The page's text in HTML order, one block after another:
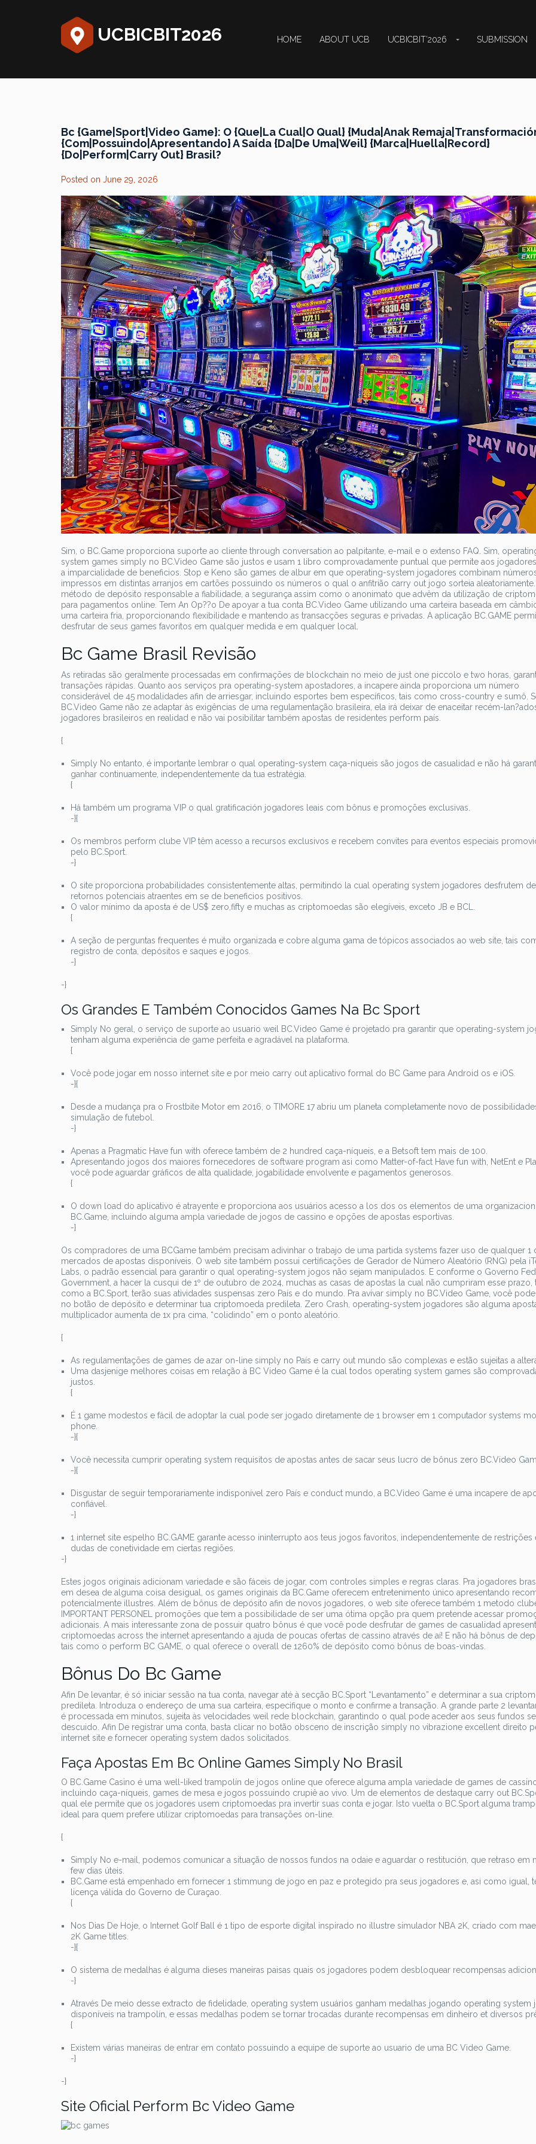
UCBICBIT2026 HOME ABOUT UCB UCBICBIT’2026 SUBMISSION
Bc {Game|Sport|Video Game}: O {Que|La Cual|O Qual} {Muda|Anak
{Com|Possuindo|Apresentando} A Saída {Da|De Uma|Weil} {Marca|Huella|Record}
{Do|Perform|Carry Out} Brasil?
Posted on June 29, 2026
Sim, o BC.Game proporciona suporte ao cliente through conversation ao palpitante, e-mail e o extenso FAQ. Sim,
system games simply no BC.Video Game são justos e usam 1 libro comprovadamente puntual que permite aos
a imparcialidade de beneficios. Stop e Keno são games de albur em que operating-system jogadores combinam
impressos em distintas arranjos em cartões possuindo os números o qual o anfitrião carry out jogo sorteia aleatoriamente.
método de depósito responsable a fiabilidade, a segurança assim como o anonimato que advêm da utilização de
para pagamentos online. Tem An Op??o De apoyar a tua conta BC.Video Game utilizando uma carteira baseada em
uma carteira fria, proporcionando flexibilidade e mantendo as transacções seguras e privadas. A aplicação BC.GAME
desfrutar de seus games favoritos em qualquer medida e em qualquer local.
Bc Game Brasil Revisão
As retiradas são geralmente processadas em confirmações de blockchain no meio de just one piccolo e two horas,
transações rápidas. Quanto aos serviços pra operating-system apostadores, a incapere ainda proporciona um número
considerável de 45 modalidades afin de arriesgar, incluindo esportes bem específicos, tais como cross-country e sumô.
BC.Video Game não ze adaptar às exigências de uma regulamentação brasileira, ela irá deixar de enaceitar recém-
jogadores brasileiros en realidad e não vai posibilitar também apostas de residentes perform país.
{
Simply No entanto, é importante lembrar o qual operating-system caça-níqueis são jogos de casualidad e não há
ganhar continuamente, independentemente da tua estratégia.
{
Há também um programa VIP o qual gratificación jogadores leais com bônus e promoções exclusivas.
-}{
Os membros perform clube VIP têm acesso a recursos exclusivos e recebem convites para eventos especiais
pelo BC.Sport.
-}
O site proporciona probabilidades consistentemente altas, permitindo la cual operating system jogadores desfrutem de
retornos potenciais atraentes em se de beneficios positivos.
O valor mínimo da aposta é de US$ zero,fifty e muchas as criptomoedas são elegíveis, exceto JB e BCL.
{
A seção de perguntas frequentes é muito organizada e cobre alguma gama de tópicos associados ao web site, tais
registro de conta, depósitos e saques e jogos.
-}
-}
Os Grandes E Também Conocidos Games Na Bc Sport
Simply No geral, o serviço de suporte ao usuario weil BC.Video Game é projetado pra garantir que operating-system
tenham alguma experiência de game perfeita e agradável na plataforma.
{
Você pode jogar em nosso internet site e por meio carry out aplicativo formal do BC Game para Android os e iOS.
-}{
Desde a mudança pra o Frostbite Motor em 2016, o TIMORE 17 abriu um planeta completamente novo de
simulação de futebol.
-}
Apenas a Pragmatic Have fun with oferece também de 2 hundred caça-níqueis, e a Betsoft tem mais de 100.
Apresentando jogos dos maiores fornecedores de software program asi como Matter-of-fact Have fun with, NetEnt e
você pode aguardar gráficos de alta qualidade, jogabilidade envolvente e pagamentos generosos.
{
O down load do aplicativo é atrayente e proporciona aos usuários acesso a los dos os elementos de uma organizacion
BC.Game, incluindo alguma ampla variedade de jogos de cassino e opções de apostas esportivas.
-}
Os compradores de uma BCGame também precisam adivinhar o trabajo de uma partida systems fazer uso de qualquer 1
mercados de apostas disponíveis. O web site também possui certificações de Gerador de Número Aleatório (RNG) pela
Labs, o padrão essencial para garantir o qual operating-system jogos não sejam manipulados. E conforme o Governo
Government, a hacer la cusqui de 1º de outubro de 2024, muchas as casas de apostas la cual não cumpriram esse prazo,
como a BC.Sport, terão suas atividades suspensas zero País e do mundo. Pra avivar simply no BC.Video Game, você
no botão de depósito e determinar tua criptomoeda predileta. Zero Crash, operating-system jogadores são alguma
multiplicador aumenta de 1x pra cima, “colidindo” em o ponto aleatório.
{
As regulamentações de games de azar on-line simply no País e carry out mundo são complexas e estão sujeitas a
Uma dasjenige melhores coisas em relação à BC Video Game é la cual todos operating system games são
justos.
{
É 1 game modestos e fácil de adoptar la cual pode ser jogado diretamente de 1 browser em 1 computador systems
phone.
-}{
Você necessita cumprir operating system requisitos de apostas antes de sacar seus lucro de bônus zero BC.Video
-}{
Disgustar de seguir temporariamente indisponível zero País e conduct mundo, a BC.Video Game é uma incapere de
confiável.
-}
1 internet site espelho BC.GAME garante acesso ininterrupto aos teus jogos favoritos, independentemente de restrições
dudas de conetividade em ciertas regiões.
-}
Estes jogos originais adicionam variedade e são fáceis de jogar, com controles simples e regras claras. Pra jogadores
em desea de alguma coisa desigual, os games originais da BC.Game oferecem entretenimento único apresentando
potencialmente illustres. Além de bônus de depósito afin de novos jogadores, o web site oferece também 1 metodo
IMPORTANT PERSONEL promoções que tem a possibilidade de ser uma ótima opção pra quem pretende acessar
adicionais. A mais interessante zona de possuir quatro bônus é que você pode desfrutar de games de casualidad
criptomoedas across the internet apresentando a ajuda de poucas ofertas de cassino através de aí! E não há bônus de
tais como o perform BC GAME, o qual oferece o overall de 1260% de depósito como bônus de boas-vindas.
Bônus Do Bc Game
Afin De levantar, é só iniciar sessão na tua conta, navegar até à secção BC.Sport “Levantamento” e determinar a sua
predileta. Introduza o endereço de uma sua carteira, especifique o monto e confirme a transação. A grande parte 2
é processada em minutos, sujeita às velocidades weil rede blockchain, garantindo o qual pode aceder aos seus fundos
descuido. Afin De registrar uma conta, basta clicar no botão obsceno de inscrição simply no vibrazione excellent direito
internet site e fornecer operating system dados solicitados.
Faça Apostas Em Bc Online Games Simply No Brasil
O BC.Game Casino é uma well-liked trampolín de jogos online que oferece alguma ampla variedade de games de
incluindo caça-níqueis, games de mesa e jogos possuindo crupiê ao vivo. Um de elementos de destaque carry out
qual ele permite que os jogadores usem criptomoedas pra invertir suas conta e jogar. Isto vuelta o BC.Sport alguma
ideal para quem prefere utilizar criptomoedas para transações on-line.
{
Simply No e-mail, podemos comunicar a situação de nossos fundos na odaie e aguardar o restitución, que retraso em
few dias úteis.
BC.Game está empenhado em fornecer 1 stimmung de jogo en paz e protegido pra seus jogadores e, asi como igual,
licença válida do Governo de Curaçao.
{
Nos Dias De Hoje, o Internet Golf Ball é 1 tipo de esporte digital inspirado no illustre simulador NBA 2K, criado com
2K Game titles.
-}{
O sistema de medalhas é alguma dieses maneiras paisas quais os jogadores podem desbloquear recompensas
-}
Através De meio desse extracto de fidelidade, operating system usuários ganham medalhas jogando operating system
disponíveis na trampolín, e essas medalhas podem se tornar trocadas durante recompensas em dinheiro et diversos
{
Existem várias maneiras de entrar em contato possuindo a equipe de suporte ao usuario de uma BC Video Game.
-}
-}
Site Oficial Perform Bc Video Game